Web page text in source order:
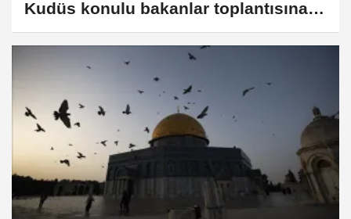
Kudüs konulu bakanlar toplantısına
katıldı